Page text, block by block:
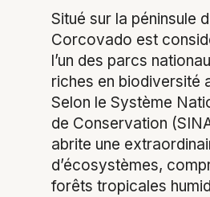
Situé sur la péninsule
Corcovado est
l’un des parcs
riches en biodiversité
Selon le Système
de Conservation
abrite une
d’écosystèmes,
forêts tropicales